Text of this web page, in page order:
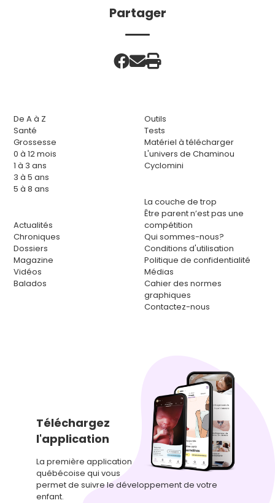
Partager
De A à Z
Santé
Grossesse
0 à 12 mois
1 à 3 ans
3 à 5 ans
5 à 8 ans
Actualités
Chroniques
Dossiers
Magazine
Vidéos
Balados
Outils
Tests
Matériel à télécharger
L'univers de Chaminou
Cyclomini
La couche de trop
Être parent n’est pas une
compétition
Qui sommes-nous?
Conditions d'utilisation
Politique de confidentialité
Médias
Cahier des normes
graphiques
Contactez-nous
Téléchargez
l'application
La première application
québécoise qui vous
permet de suivre le développement de votre
enfant.